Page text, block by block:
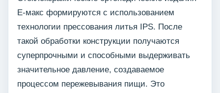
Е-макс формируются с использованием
технологии прессования литья IPS. После
такой обработки конструкции получаются
суперпрочными и способными выдерживать
значительное давление, создаваемое
процессом пережевывания пищи. Это